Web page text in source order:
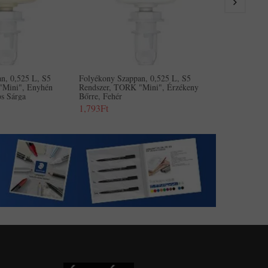
0,525 L, S5
Enyhén
Sárga
Folyékony Szappan, 0,525 L, S5
Rendszer, TORK "Mini", Érzékeny
Bőrre, Fehér
1,793Ft